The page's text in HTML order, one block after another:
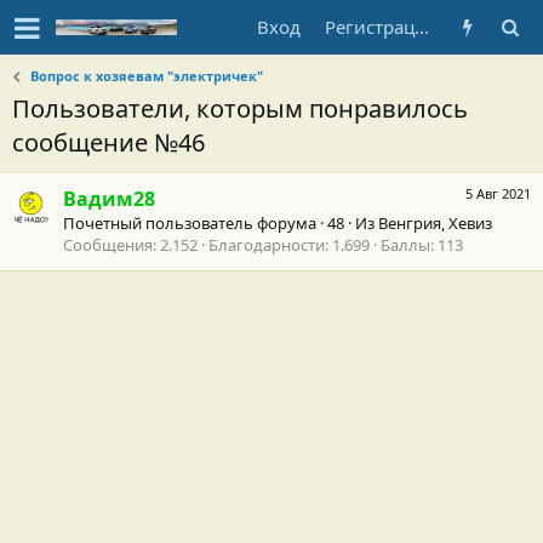
Вход Регистрация
Вопрос к хозяевам "электричек"
Пользователи, которым понравилось
сообщение №46
5 Авг 2021
Вадим28
Почетный пользователь форума ·48 · Из Венгрия, Хевиз
Сообщения 2.152 Благодарности 1.699 Баллы 113